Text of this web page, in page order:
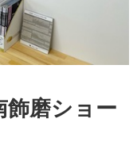
飾磨ショー